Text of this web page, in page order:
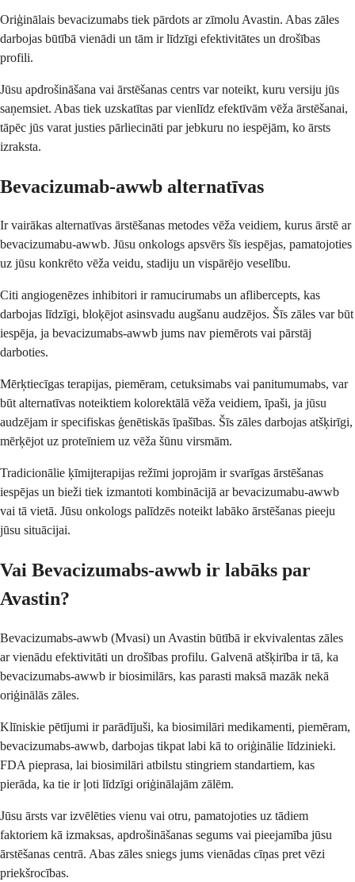
Oriģinālais bevacizumabs tiek pārdots ar zīmolu Avastin. Abas zāles
darbojas būtībā vienādi un tām ir līdzīgi efektivitātes un drošības
profili.
Jūsu apdrošināšana vai ārstēšanas centrs var noteikt, kuru versiju jūs
saņemsiet. Abas tiek uzskatītas par vienlīdz efektīvām vēža ārstēšanai,
tāpēc jūs varat justies pārliecināti par jebkuru no iespējām, ko ārsts
izraksta.
Bevacizumab-awwb alternatīvas
Ir vairākas alternatīvas ārstēšanas metodes vēža veidiem, kurus ārstē ar
bevacizumabu-awwb. Jūsu onkologs apsvērs šīs iespējas, pamatojoties
uz jūsu konkrēto vēža veidu, stadiju un vispārējo veselību.
Citi angiogenēzes inhibitori ir ramucirumabs un aflibercepts, kas
darbojas līdzīgi, bloķējot asinsvadu augšanu audzējos. Šīs zāles var būt
iespēja, ja bevacizumabs-awwb jums nav piemērots vai pārstāj
darboties.
Mērķtiecīgas terapijas, piemēram, cetuksimabs vai panitumumabs, var
būt alternatīvas noteiktiem kolorektālā vēža veidiem, īpaši, ja jūsu
audzējam ir specifiskas ģenētiskās īpašības. Šīs zāles darbojas atšķirīgi,
mērķējot uz proteīniem uz vēža šūnu virsmām.
Tradicionālie ķīmijterapijas režīmi joprojām ir svarīgas ārstēšanas
iespējas un bieži tiek izmantoti kombinācijā ar bevacizumabu-awwb
vai tā vietā. Jūsu onkologs palīdzēs noteikt labāko ārstēšanas pieeju
jūsu situācijai.
Vai Bevacizumabs-awwb ir labāks par
Avastin?
Bevacizumabs-awwb (Mvasi) un Avastin būtībā ir ekvivalentas zāles
ar vienādu efektivitāti un drošības profilu. Galvenā atšķirība ir tā, ka
bevacizumabs-awwb ir biosimilārs, kas parasti maksā mazāk nekā
oriģinālās zāles.
Klīniskie pētījumi ir parādījuši, ka biosimilāri medikamenti, piemēram,
bevacizumabs-awwb, darbojas tikpat labi kā to oriģinālie līdzinieki.
FDA pieprasa, lai biosimilāri atbilstu stingriem standartiem, kas
pierāda, ka tie ir ļoti līdzīgi oriģinālajām zālēm.
Jūsu ārsts var izvēlēties vienu vai otru, pamatojoties uz tādiem
faktoriem kā izmaksas, apdrošināšanas segums vai pieejamība jūsu
ārstēšanas centrā. Abas zāles sniegs jums vienādas cīņas pret vēzi
priekšrocības.